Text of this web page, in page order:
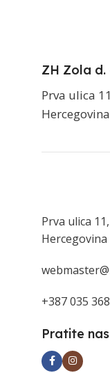
ZH Zola d.
Prva ulica
Hercegovina
Prva ulica
Hercegovina
+387 035
Pratite nas